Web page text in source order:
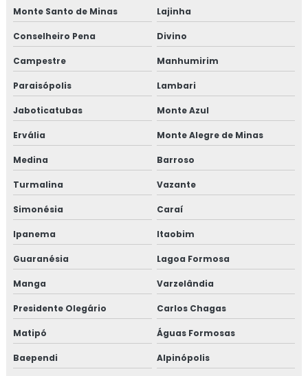
Treinamento em gerenciamento de crises recall e
rastreabilidade
Treinamento em gerenciamento de riscos corporativos
Treinamento em gestão da manutenção
Treinamento em gestão de fornecedores
Treinamento em gestão de fornecedores alergênicos
Treinamento em global market
Treinamento em GMP+
Treinamento em GMP+ 2020
Treinamento gmp com certificado
Treinamento em HACCP
Treinamento em HACCP de acordo com os requisitos do
GMP
Monte Santo de Minas Lajinha
Conselheiro Pena Divino
Campestre Manhumirim
Paraisópolis Lambari
Jaboticatubas Monte Azul
Ervália Monte Alegre de Minas
Medina Barroso
Turmalina Vazante
Simonésia Caraí
Ipanema Itaobim
Guaranésia Lagoa Formosa
Manga Varzelândia
Presidente Olegário Carlos Chagas
Matipó Águas Formosas
Baependi Alpinópolis